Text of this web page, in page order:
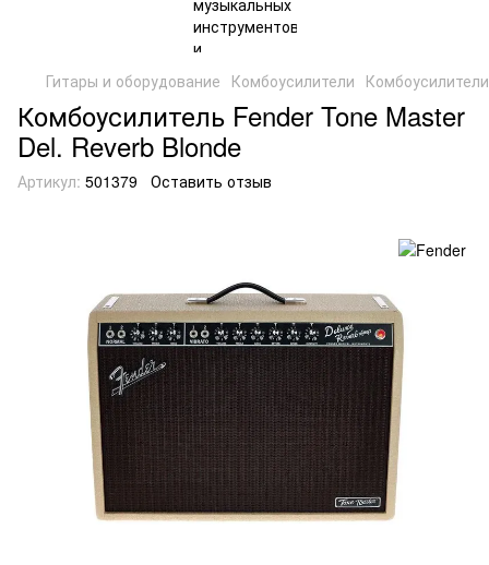
Гитары и оборудование Комбоусилители
Комбоусилитель Fender Tone Master
Del. Reverb Blonde
Артикул: 501379 Оставить отзыв